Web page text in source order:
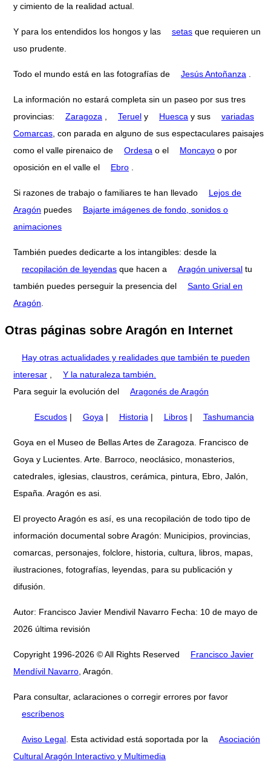
y cimiento de la realidad actual.
Y para los entendidos los hongos y las setas que requieren un
uso prudente.
Todo el mundo está en las fotografías de Jesús Antoñanza .
La información no estará completa sin un paseo por sus tres
provincias:
Zaragoza , Teruel y Huesca y sus
variadas
Comarcas, con parada en alguno de sus espectaculares paisajes
como el valle pirenaico de
Ordesa o el Moncayo o por
oposición en el valle el
Ebro .
Si razones de trabajo o familiares te han llevado
Lejos de
Aragón puedes
Bajarte imágenes de fondo, sonidos o
animaciones
También puedes dedicarte a los intangibles: desde la
recopilación de leyendas que hacen a Aragón universal tu
también puedes perseguir la presencia del
Santo Grial en
Aragón.
Otras páginas sobre Aragón en Internet
Hay otras actualidades y realidades que también te pueden
interesar
Y la naturaleza también.
Para seguir la evolución del
Aragonés de Aragón
Escudos| Goya | Historia | Libros| Tashumancia
Goya en el Museo de Bellas Artes de Zaragoza. Francisco de
Goya y Lucientes. Arte. Barroco, neoclásico, monasterios,
catedrales, iglesias, claustros, cerámica, pintura, Ebro, Jalón,
España. Aragón es asi.
El proyecto Aragón es así, es una recopilación de todo tipo de
información documental sobre Aragón: Municipios, provincias,
comarcas, personajes, folclore, historia, cultura, libros, mapas,
ilustraciones, fotografías, leyendas, para su publicación y
difusión.
Autor: Francisco Javier Mendivil Navarro Fecha: 10 de mayo de
2026 última revisión
Copyright 1996-2026 © All Rights Reserved
Francisco Javier
Mendívil Navarro , Aragón.
Para consultar, aclaraciones o corregir errores por favor
escríbenos
Aviso Legal . Esta actividad está soportada por la
Asociación
Cultural Aragón Interactivo y Multimedia